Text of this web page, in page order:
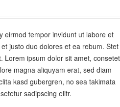
eirmod tempor invidunt ut labore et
justo duo dolores et ea rebum.
Lorem ipsum dolor sit amet,
magna aliquyam erat, sed diam
kasd gubergren, no sea takimata
sadipscing elitr.